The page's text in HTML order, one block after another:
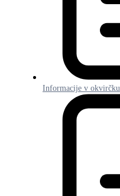
Informacije v okvirčku